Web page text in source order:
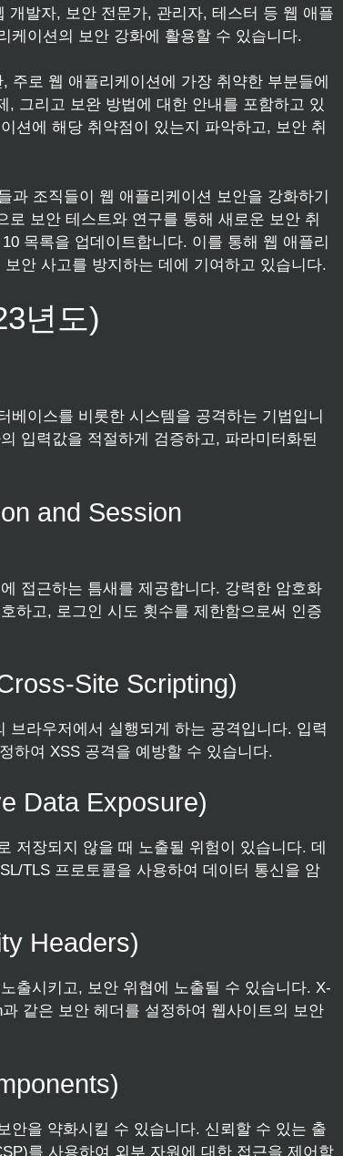
개발자, 보안 전문가, 관리자, 테스터 등 웹 애플
케이션의 보안 강화에 활용할 수 있습니다.
주로 웹 애플리케이션에 가장 취약한 부분들에
그리고 보완 방법에 대한 안내를 포함하고 있
션에 해당 취약점이 있는지 파악하고, 보안 취
과 조직들이 웹 애플리케이션 보안을 강화하기
보안 테스트와 연구를 통해 새로운 보안 취
목록을 업데이트합니다. 이를 통해 웹 애플리
안 사고를 방지하는 데에 기여하고 있습니다.
년도)
이스를 비롯한 시스템을 공격하는 기법입니
입력값을 적절하게 검증하고, 파라미터화된
and Session
접근하는 틈새를 제공합니다. 강력한 암호화
하고, 로그인 시도 횟수를 제한함으로써 인증
Site Scripting)
라우저에서 실행되게 하는 공격입니다. 입력
하여 XSS 공격을 예방할 수 있습니다.
Data Exposure)
저장되지 않을 때 노출될 위험이 있습니다. 데
TLS 프로토콜을 사용하여 데이터 통신을 암
Headers)
출시키고, 보안 위협에 노출될 수 있습니다. X-
같은 보안 헤더를 설정하여 웹사이트의 보안
안을 약화시킬 수 있습니다. 신뢰할 수 있는 출
를 사용하여 외부 자원에 대한 접근을 제어함